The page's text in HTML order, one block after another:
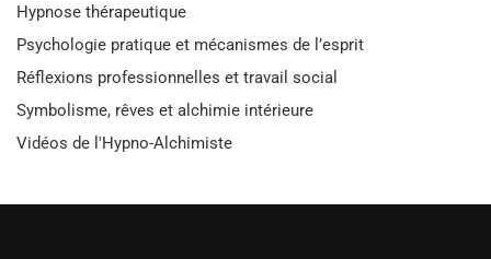
Hypnose thérapeutique
Psychologie pratique et mécanismes de l’esprit
Réflexions professionnelles et travail social
Symbolisme, rêves et alchimie intérieure
Vidéos de l'Hypno-Alchimiste